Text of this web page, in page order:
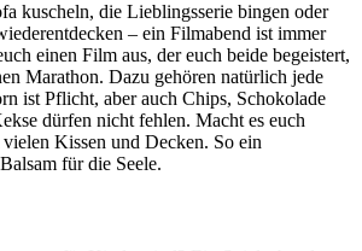
kuscheln, die Lieblingsserie bingen oder
– ein Filmabend ist immer
einen Film aus, der euch beide begeistert,
Marathon. Dazu gehören natürlich jede
ist Pflicht, aber auch Chips, Schokolade
dürfen nicht fehlen. Macht es euch
Kissen und Decken. So ein
für die Seele.